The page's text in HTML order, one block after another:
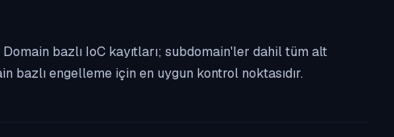
bazlı IoC kayıtları; subdomain'ler dahil tüm alt
bazlı engelleme için en uygun kontrol noktasıdır.